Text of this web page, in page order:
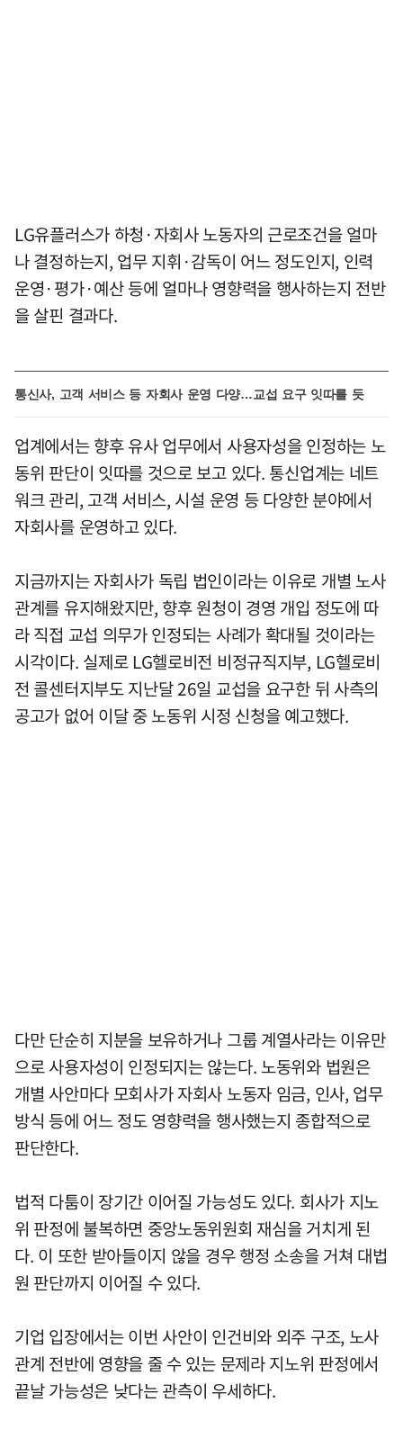
LG유플러스가 하청·자회사 노동자의 근로조건을 얼마
나 결정하는지, 업무 지휘·감독이 어느 정도인지, 인력
운영·평가·예산 등에 얼마나 영향력을 행사하는지 전반
을 살핀 결과다.
통신사, 고객 서비스 등 자회사 운영 다양…교섭 요구 잇따를 듯
업계에서는 향후 유사 업무에서 사용자성을 인정하는 노
동위 판단이 잇따를 것으로 보고 있다. 통신업계는 네트
워크 관리, 고객 서비스, 시설 운영 등 다양한 분야에서
자회사를 운영하고 있다.
지금까지는 자회사가 독립 법인이라는 이유로 개별 노사
관계를 유지해왔지만, 향후 원청이 경영 개입 정도에 따
라 직접 교섭 의무가 인정되는 사례가 확대될 것이라는
시각이다. 실제로 LG헬로비전 비정규직지부, LG헬로비
전 콜센터지부도 지난달 26일 교섭을 요구한 뒤 사측의
공고가 없어 이달 중 노동위 시정 신청을 예고했다.
다만 단순히 지분을 보유하거나 그룹 계열사라는 이유만
으로 사용자성이 인정되지는 않는다. 노동위와 법원은
개별 사안마다 모회사가 자회사 노동자 임금, 인사, 업무
방식 등에 어느 정도 영향력을 행사했는지 종합적으로
판단한다.
법적 다툼이 장기간 이어질 가능성도 있다. 회사가 지노
위 판정에 불복하면 중앙노동위원회 재심을 거치게 된
다. 이 또한 받아들이지 않을 경우 행정 소송을 거쳐 대법
원 판단까지 이어질 수 있다.
기업 입장에서는 이번 사안이 인건비와 외주 구조, 노사
관계 전반에 영향을 줄 수 있는 문제라 지노위 판정에서
끝날 가능성은 낮다는 관측이 우세하다.